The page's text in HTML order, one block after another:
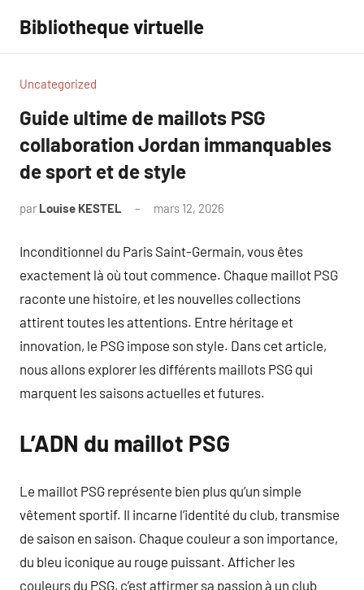
contenu
Bibliotheque virtuelle
Uncategorized
Guide ultime de maillots PSG
collaboration Jordan immanquables
de sport et de style
par Louise KESTEL mars 12, 2026
Inconditionnel du Paris Saint-Germain, vous êtes
exactement là où tout commence. Chaque maillot PSG
raconte une histoire, et les nouvelles collections
attirent toutes les attentions. Entre héritage et
innovation, le PSG impose son style. Dans cet article,
nous allons explorer les différents maillots PSG qui
marquent les saisons actuelles et futures.
L’ADN du maillot PSG
Le maillot PSG représente bien plus qu’un simple
vêtement sportif. Il incarne l’identité du club, transmise
de saison en saison. Chaque couleur a son importance,
du bleu iconique au rouge puissant. Afficher les
couleurs du PSG, c’est affirmer sa passion à un club